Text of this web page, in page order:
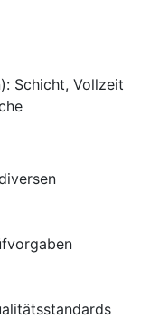
Schicht, Vollzeit